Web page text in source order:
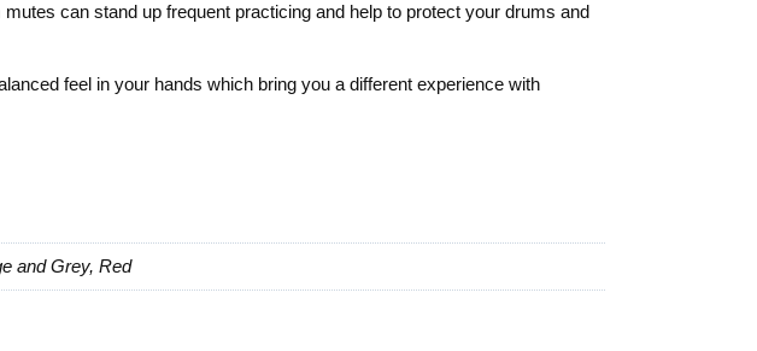
can stand up frequent practicing and help to protect your drums and
feel in your hands which bring you a different experience with
and Grey, Red